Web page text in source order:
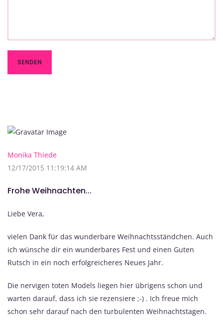
Monika Thiede
12/17/2015 11:19:14 AM
Frohe Weihnachten...
Liebe Vera,
vielen Dank für das wunderbare Weihnachtsständchen. Auch
ich wünsche dir ein wunderbares Fest und einen Guten
Rutsch in ein noch erfolgreicheres Neues Jahr.
Die nervigen toten Models liegen hier übrigens schon und
warten darauf, dass ich sie rezensiere ;-) . Ich freue mich
schon sehr darauf nach den turbulenten Weihnachtstagen.